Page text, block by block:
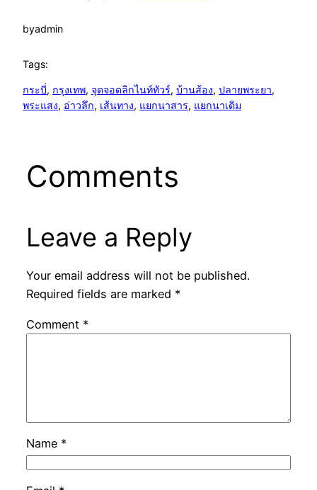
byadmin
Tags:
กระบี่, กรุงเทพ, จุดจอดลิกไนท์ทัวร์, บ้านส้อง, ปลายพระยา
พระแสง, อ่าวลึก, เส้นทาง, แยกนาสาร, แยกนาเดิม
Comments
Leave a Reply
Your email address will not be published.
Required fields are marked *
Comment *
Name *